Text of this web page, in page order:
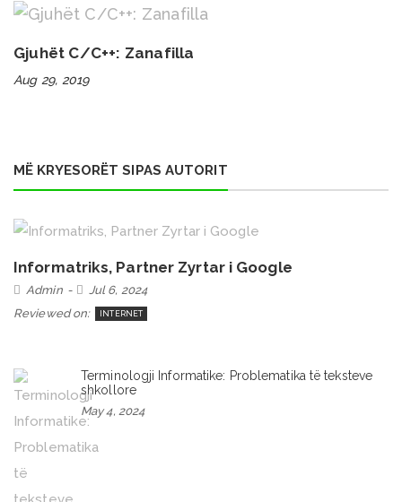
Gjuhët C/C++: Zanafilla
Aug 29, 2019
MË KRYESORËT SIPAS AUTORIT
Informatriks, Partner Zyrtar i Google
Admin
Jul 6, 2024
Reviewed on:
INTERNET
Terminologji Informatike: Problematika të teksteve
shkollore
May 4, 2024